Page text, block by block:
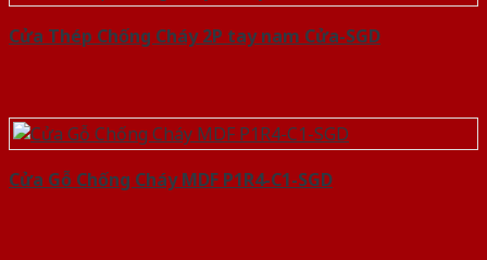
Cửa Thép Chống Cháy 2P tay nam Cửa-SGD
Cửa Gỗ Chống Cháy MDF P1R4-C1-SGD